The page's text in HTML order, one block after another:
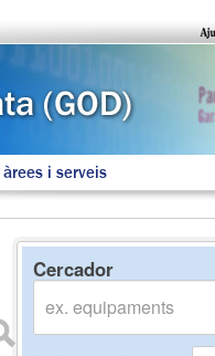
i serveis
Cercador